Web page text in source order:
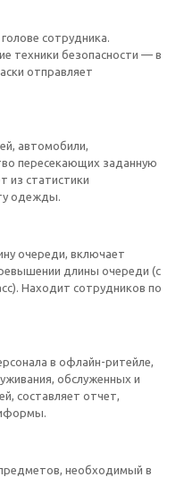
сотрудника.
техники безопасности — в
отправляет
автомобили,
пересекающих заданную
из статистики
одежды.
очереди, включает
длины очереди (с
Находит сотрудников по
в офлайн-ритейле,
обслуженных и
составляет отчет,
необходимый в